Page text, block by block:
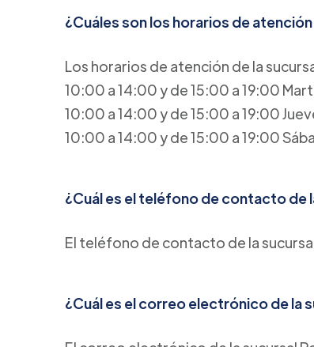
¿Cuáles son los horarios de
Los horarios de atención de la
10:00 a 14:00 y de 15:00 a 19:00
10:00 a 14:00 y de 15:00 a 19:00
10:00 a 14:00 y de 15:00 a 19:00
¿Cuál es el teléfono de contacto de
El teléfono de contacto de la
¿Cuál es el correo electrónico de la